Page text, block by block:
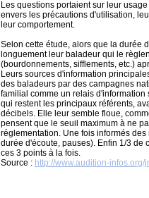
Les questions portaient sur leur
envers les précautions d'utilisation,
leur comportement.
Selon cette étude, alors que la durée
longuement leur baladeur qui le
(bourdonnements, sifflements, etc.)
Leurs sources d'information
des baladeurs par des campagnes
familial comme un relais
qui restent les principaux référents,
décibels. Elle leur semble floue,
pensent que le seuil maximum à ne
réglementation. Une fois informés
durée d'écoute, pauses). Enfin 1/3 de
ces 3 points à la fois.
Source : http://www.audition-infos.org/